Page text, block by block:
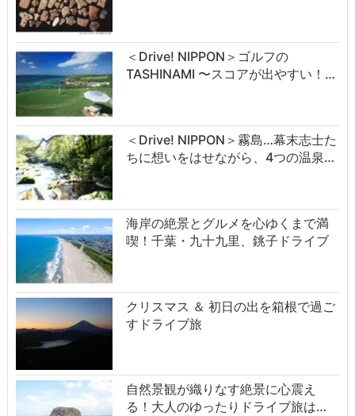
＜Drive! NIPPON＞ゴルフの
TASHINAMI 〜スコアが出やすい！…
＜Drive! NIPPON＞霧島…幕末志士た
ちに想いをはせながら、4つの温泉…
海岸の絶景とグルメを心ゆくまで満
喫！千葉・九十九里、銚子ドライブ
クリスマス ＆ 初日の出を箱根で過ご
すドライブ旅
自然景観が織りなす絶景に心震え
る！大人のゆったりドライブ旅は…